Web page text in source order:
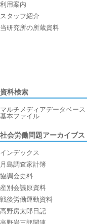
利用案内
スタッフ紹介
当研究所の所蔵資料
資料検索
マルチメディアデータベース
基本ファイル
社会労働問題アーカイブス
インデックス
月島調査家計簿
協調会史料
産別会議原資料
戦後労働運動資料
高野房太郎日記